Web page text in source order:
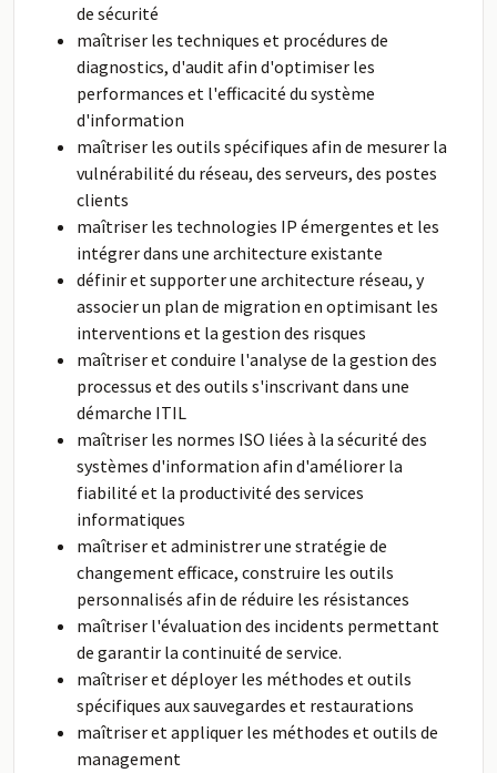
de sécurité
maîtriser les techniques et procédures de
diagnostics, d'audit afin d'optimiser les
performances et l'efficacité du système
d'information
maîtriser les outils spécifiques afin de mesurer la
vulnérabilité du réseau, des serveurs, des postes
clients
maîtriser les technologies IP émergentes et les
intégrer dans une architecture existante
définir et supporter une architecture réseau, y
associer un plan de migration en optimisant les
interventions et la gestion des risques
maîtriser et conduire l'analyse de la gestion des
processus et des outils s'inscrivant dans une
démarche ITIL
maîtriser les normes ISO liées à la sécurité des
systèmes d'information afin d'améliorer la
fiabilité et la productivité des services
informatiques
maîtriser et administrer une stratégie de
changement efficace, construire les outils
personnalisés afin de réduire les résistances
maîtriser l'évaluation des incidents permettant
de garantir la continuité de service.
maîtriser et déployer les méthodes et outils
spécifiques aux sauvegardes et restaurations
maîtriser et appliquer les méthodes et outils de
management